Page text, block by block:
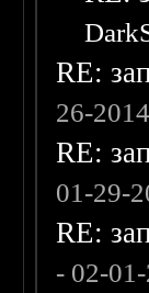
RE:
26-
RE:
01-29-
RE:
- 02-